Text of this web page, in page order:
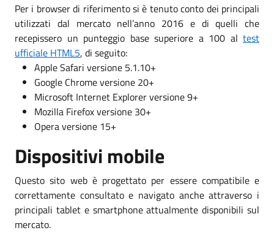
Per i browser di riferimento si è tenuto conto dei principali
utilizzati dal mercato nell’anno 2016 e di quelli che
recepissero un punteggio base superiore a 100 al test
ufficiale HTML5, di seguito:
Apple Safari versione 5.1.10+
Google Chrome versione 20+
Microsoft Internet Explorer versione 9+
Mozilla Firefox versione 30+
Opera versione 15+
Dispositivi mobile
Questo sito web è progettato per essere compatibile e
correttamente consultato e navigato anche attraverso i
principali tablet e smartphone attualmente disponibili sul
mercato.